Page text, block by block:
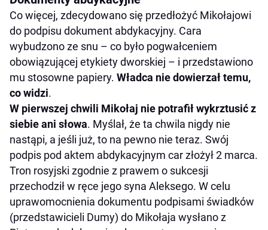
Co więcej, zdecydowano się przedłożyć Mikołajowi
do podpisu dokument abdykacyjny. Cara
wybudzono ze snu – co było pogwałceniem
obowiązującej etykiety dworskiej – i przedstawiono
mu stosowne papiery. Władca nie dowierzał temu,
co widzi.
W pierwszej chwili Mikołaj nie potrafił wykrztusić z
siebie ani słowa. Myślał, że ta chwila nigdy nie
nastąpi, a jeśli już, to na pewno nie teraz. Swój
podpis pod aktem abdykacyjnym car złożył 2 marca.
Tron rosyjski zgodnie z prawem o sukcesji
przechodził w ręce jego syna Aleksego. W celu
uprawomocnienia dokumentu podpisami świadków
(przedstawicieli Dumy) do Mikołaja wysłano z